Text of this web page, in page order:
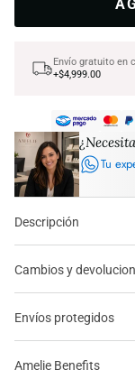
Envío gratuito en
+$4,999.00
Tu
Descripción
Cambios y
Envíos protegidos
Amelie Benefits